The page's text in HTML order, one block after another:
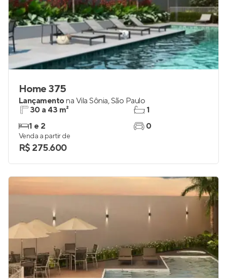
Home 375
Lançamentona Vila Sônia,São Paulo
30 a 43 m²
1 e 2
1
0
Venda a partir de
R$ 275.600